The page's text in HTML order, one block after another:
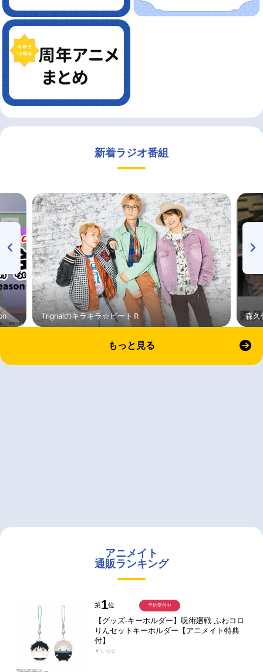
新着ラジオ番組
Trignalのキラキラ☆ビートＲ 森久
もっと見る
アニメイト
通販ランキング
第1位
【グッズ-キーホルダー】呪術廻戦 ふわコロ
りんセットキーホルダー【アニメイト特典
付】
￥1,100
予約受付中